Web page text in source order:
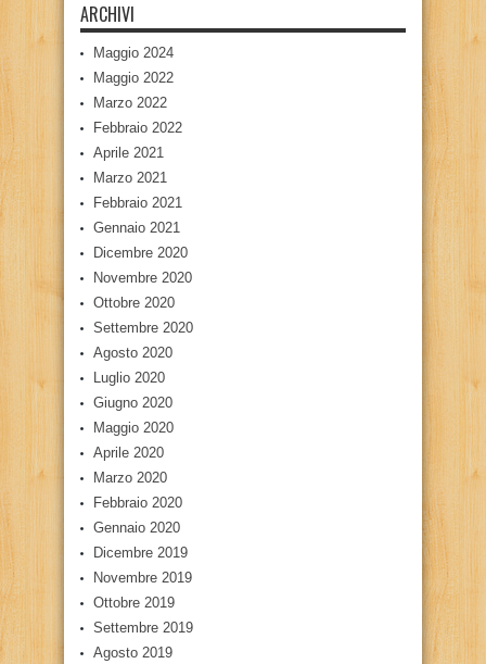
ARCHIVI
Maggio 2024
Maggio 2022
Marzo 2022
Febbraio 2022
Aprile 2021
Marzo 2021
Febbraio 2021
Gennaio 2021
Dicembre 2020
Novembre 2020
Ottobre 2020
Settembre 2020
Agosto 2020
Luglio 2020
Giugno 2020
Maggio 2020
Aprile 2020
Marzo 2020
Febbraio 2020
Gennaio 2020
Dicembre 2019
Novembre 2019
Ottobre 2019
Settembre 2019
Agosto 2019